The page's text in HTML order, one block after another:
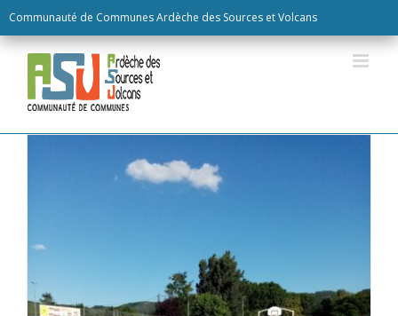
Communauté de Communes Ardèche des Sources et Volcans
to
content